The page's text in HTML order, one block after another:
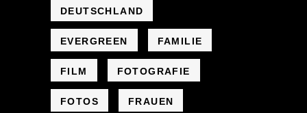
DEUTSCHLAND
EVERGREEN FAMILIE
FILM FOTOGRAFIE
FOTOS FRAUEN